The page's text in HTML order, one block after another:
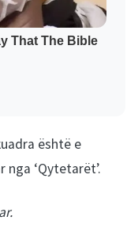
është e
‘Qytetarët’.